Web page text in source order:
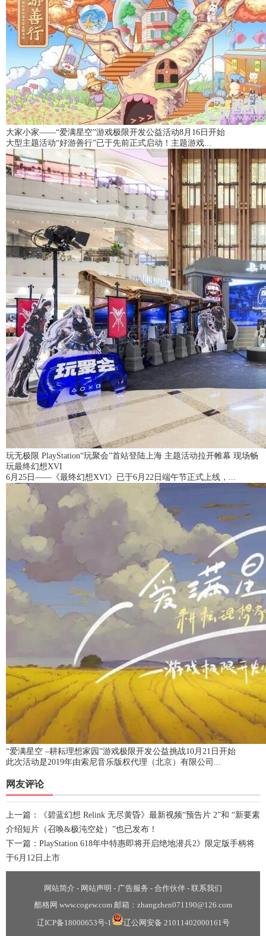
大家小家——“爱满星空”游戏极限开发公益活动8月16日开始
大型主题活动“好游善行”已于先前正式启动！主题游戏...
玩无极限 PlayStation“玩聚会”首站登陆上海 主题活动拉开帷幕 现场畅
玩最终幻想XVI
6月25日——《最终幻想XVI》已于6月22日端午节正式上线，...
“爱满星空 –耕耘理想家园”游戏极限开发公益挑战10月21日开始
此次活动是2019年由索尼音乐版权代理（北京）有限公司...
网友评论
上一篇：
《碧蓝幻想 Relink 无尽黄昏》最新视频“预告片 2”和 “新要素
介绍短片（召唤&极沌空处）”也已发布！
下一篇： PlayStation 618年中特惠即将开启绝地潜兵2》限定版手柄将
于6月12日上市
网站简介 - 网站声明 - 广告服务 - 合作伙伴 - 联系我们
酷格网 www.cogew.com 邮箱：zhangzhen071190@126.com
辽ICP备18000653号-1
辽公网安备 21011402000161号